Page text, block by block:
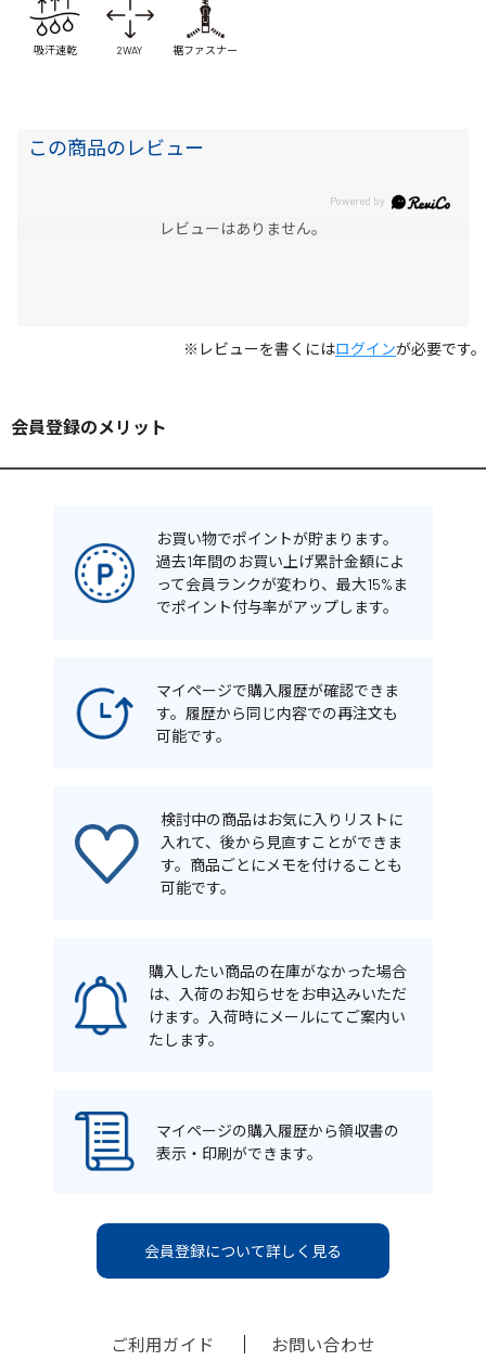
吸汗速乾 2WAY 裾ファスナー
この商品のレビュー
レビューはありません。
※レビューを書くにはログインが必要です。
会員登録のメリット
お買い物でポイントが貯まります。
過去1年間のお買い上げ累計金額によ
って会員ランクが変わり、最大15%ま
でポイント付与率がアップします。
マイページで購入履歴が確認できま
す。履歴から同じ内容での再注文も
可能です。
検討中の商品はお気に入りリストに
入れて、後から見直すことができま
す。商品ごとにメモを付けることも
可能です。
購入したい商品の在庫がなかった場合
は、入荷のお知らせをお申込みいただ
けます。入荷時にメールにてご案内い
たします。
マイページの購入履歴から領収書の
表示・印刷ができます。
会員登録について詳しく見る
ご利用ガイド お問い合わせ